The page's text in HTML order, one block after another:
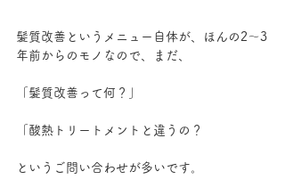
髪質改善というメニュー自体が、ほんの2～3
年前からのモノなので、まだ、
「髪質改善って何？」
「酸熱トリートメントと違うの？
というご問い合わせが多いです。